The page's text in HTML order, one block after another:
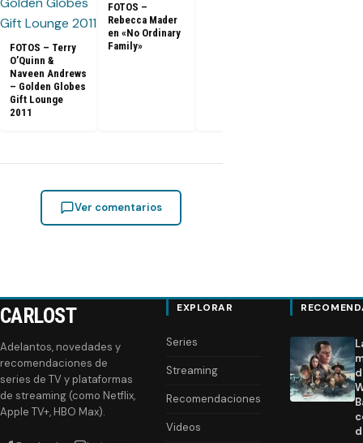
FOTOS – Terry
O’Quinn &
Naveen Andrews
– Golden Globes
Gift Lounge
2011
FOTOS –
Rebecca Mader
en «No Ordinary
Family»
Ver comentarios
CARLOST
Adelantos, novedades y
recomendaciones de
series de TV y plataformas
de streaming (como Netflix,
Apple TV+, HBO Max).
EXPLORAR
Series
Streaming
Recomendaciones
Videos